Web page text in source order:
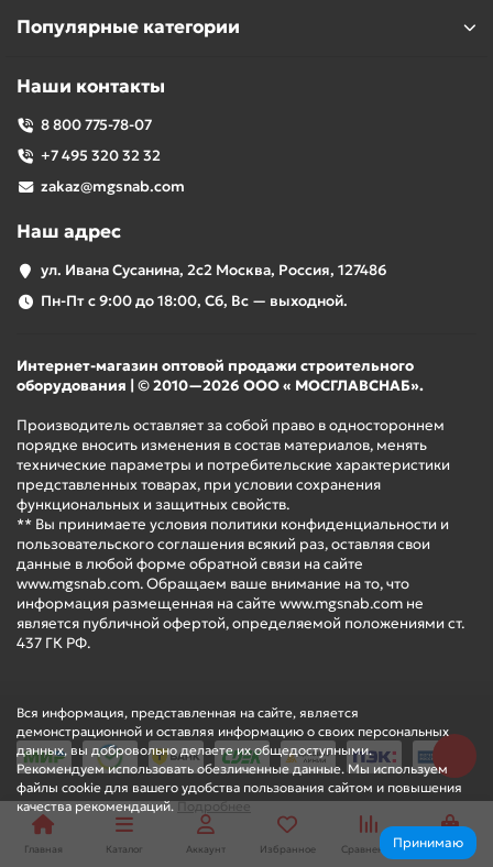
Вся информация, представленная на сайте, является
демонстрационной и оставляя информацию о своих персональных
данных, вы добровольно делаете их общедоступными.
Рекомендуем использовать обезличенные данные. Мы используем
файлы cookie для вашего удобства пользования сайтом и повышения
качества рекомендаций.Подробнее
Принимаю
Популярные категории
Наши контакты
8 800 775-78-07
+7 495 320 32 32
zakaz@mgsnab.com
Наш адрес
ул. Ивана Сусанина, 2с2 Москва, Россия, 127486
Пн-Пт с 9:00 до 18:00, Сб, Вс — выходной.
Интернет-магазин оптовой продажи строительного
оборудования | © 2010—2026 ООО « МОСГЛАВСНАБ».
Производитель оставляет за собой право в одностороннем
порядке вносить изменения в состав материалов, менять
технические параметры и потребительские характеристики
представленных товарах, при условии сохранения
функциональных и защитных свойств.
** Вы принимаете условия политики конфиденциальности и
пользовательского соглашения всякий раз, оставляя свои
данные в любой форме обратной связи на сайте
www.mgsnab.com. Обращаем ваше внимание на то, что
информация размещенная на сайте www.mgsnab.com не
является публичной офертой, определяемой положениями ст.
437 ГК РФ.
Главная Каталог Аккаунт Избранное Сравнение Корзина